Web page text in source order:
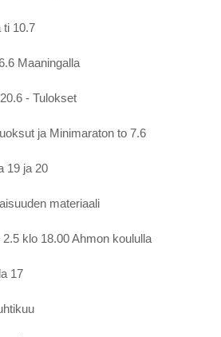
ti 10.7
Maaningalla
- Tulokset
ja Minimaraton to 7.6
19 ja 20
materiaali
klo 18.00 Ahmon koululla
17